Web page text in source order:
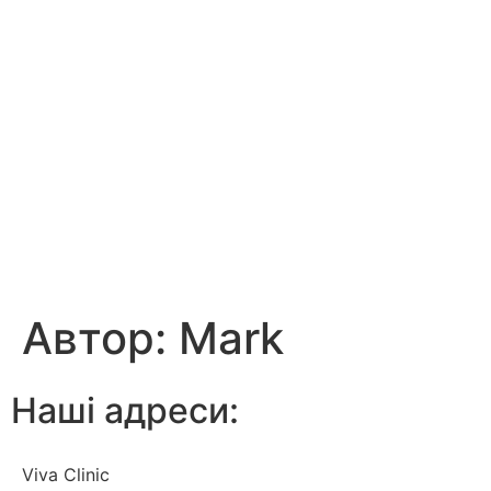
Автор: Mark
Наші адреси:
Viva Clinic